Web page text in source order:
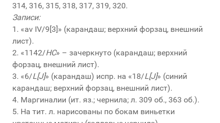
314, 316, 315, 318, 317, 319, 320.
Записи:
1. «av IV/9[3]» (карандаш; верхний форзац, внешний
лист).
2. «1142/HC» – зачеркнуто (карандаш; верхний
форзац, внешний лист).
3. «6/L[J]» (карандаш) испр. на «18/L[J]» (синий
карандаш; верхний форзац, внешний лист).
4. Маргиналии (ит. яз.; чернила; л. 309 об., 363 об.).
5. На тит. л. нарисованы по бокам виньетки